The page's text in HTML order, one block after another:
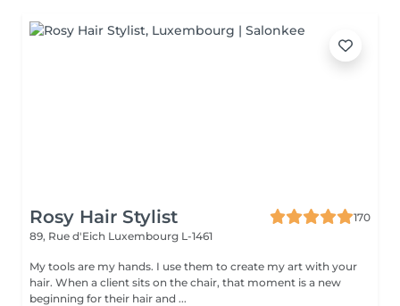
Rosy Hair Stylist
170
89, Rue d'Eich Luxembourg L-1461
My tools are my hands. I use them to create my art with your
hair. When a client sits on the chair, that moment is a new
beginning for their hair and ...